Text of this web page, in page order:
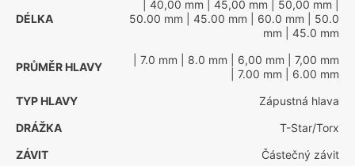
DÉLKA
| 40,00 mm | 45,00 mm | 50,00 mm
50.00 mm | 45.00 mm | 60.0 mm | 50.0
mm | 45.0 mm
PRŮMĚR HLAVY
| 7.0 mm | 8.0 mm | 6,00 mm | 7,00 mm
| 7.00 mm | 6.00 mm
TYP HLAVY
Zápustná hlava
DRÁŽKA
T-Star/Torx
ZÁVIT
Částečný závit